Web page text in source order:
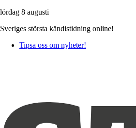
lördag 8 augusti
Sveriges största kändistidning online!
Tipsa oss om nyheter!